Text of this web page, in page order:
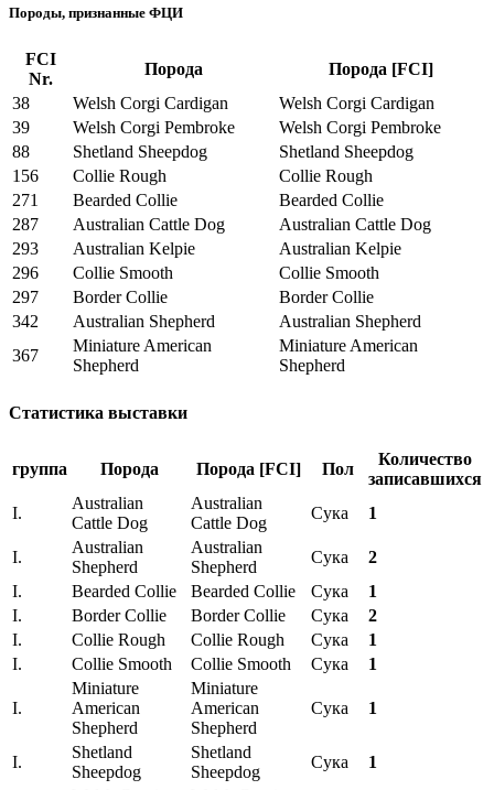
Породы, признанные ФЦИ
FCI
Nr.
Порода
Порода [FCI]
38
Welsh Corgi Cardigan
Welsh Corgi Cardigan
39
Welsh Corgi Pembroke
Welsh Corgi Pembroke
88
Shetland Sheepdog
Shetland Sheepdog
156
Collie Rough
Collie Rough
271
Bearded Collie
Bearded Collie
287
Australian Cattle Dog
Australian Cattle Dog
293
Australian Kelpie
Australian Kelpie
296
Collie Smooth
Collie Smooth
297
Border Collie
Border Collie
342
Australian Shepherd
Australian Shepherd
367
Miniature American
Shepherd
Miniature American
Shepherd
Статистика выставки
группа Порода Порода [FCI] Пол
Количество
записавшихся
I.
Australian
Cattle Dog
Australian
Cattle Dog
Сука 1
I.
Australian
Shepherd
Australian
Shepherd
Сука
2
I.
Bearded Collie Bearded Collie Сука
1
I.
Border Collie Border Collie Сука
2
I.
Collie Rough Collie Rough Сука
1
I.
Collie Smooth Collie Smooth Сука 1
I.
Miniature
American
Shepherd
Miniature
American
Shepherd
Сука 1
I.
Shetland
Sheepdog
Shetland
Sheepdog
Сука 1